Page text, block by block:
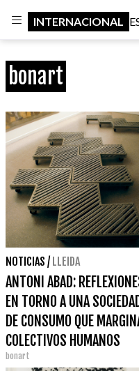
INTERNACIONAL
bonart
NOTICIAS / LLEIDA
ANTONI ABAD:
EN TORNO A UNA
DE CONSUMO QUE
COLECTIVOS HUMANOS
bonart